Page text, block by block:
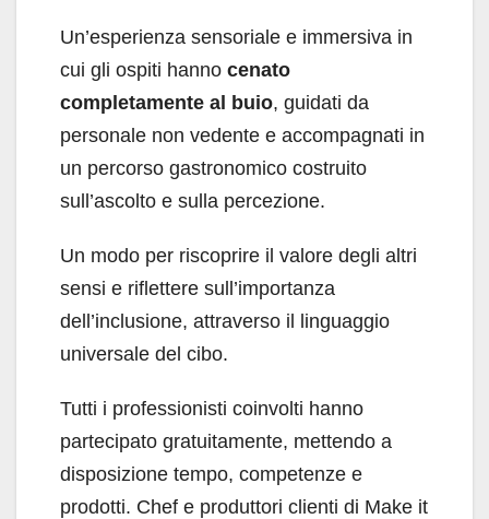
Un’esperienza sensoriale e immersiva in
cui gli ospiti hanno cenato
completamente al buio, guidati da
personale non vedente e accompagnati in
un percorso gastronomico costruito
sull’ascolto e sulla percezione.
Un modo per riscoprire il valore degli altri
sensi e riflettere sull’importanza
dell’inclusione, attraverso il linguaggio
universale del cibo.
Tutti i professionisti coinvolti hanno
partecipato gratuitamente, mettendo a
disposizione tempo, competenze e
prodotti. Chef e produttori clienti di Make it